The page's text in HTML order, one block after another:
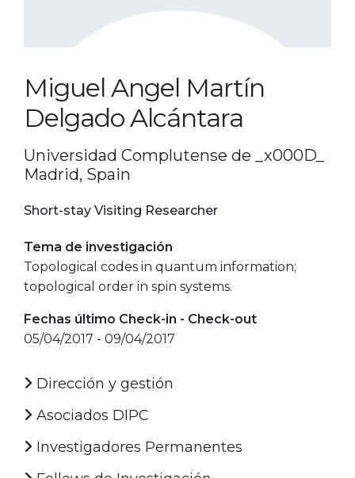
Miguel Angel Martín
Delgado Alcántara
Universidad Complutense de _x000D_
Madrid, Spain
Short-stay Visiting Researcher
Tema de investigación
Topological codes in quantum information;
topological order in spin systems.
Fechas último Check-in - Check-out
05/04/2017 - 09/04/2017
Dirección y gestión
Asociados DIPC
Investigadores Permanentes